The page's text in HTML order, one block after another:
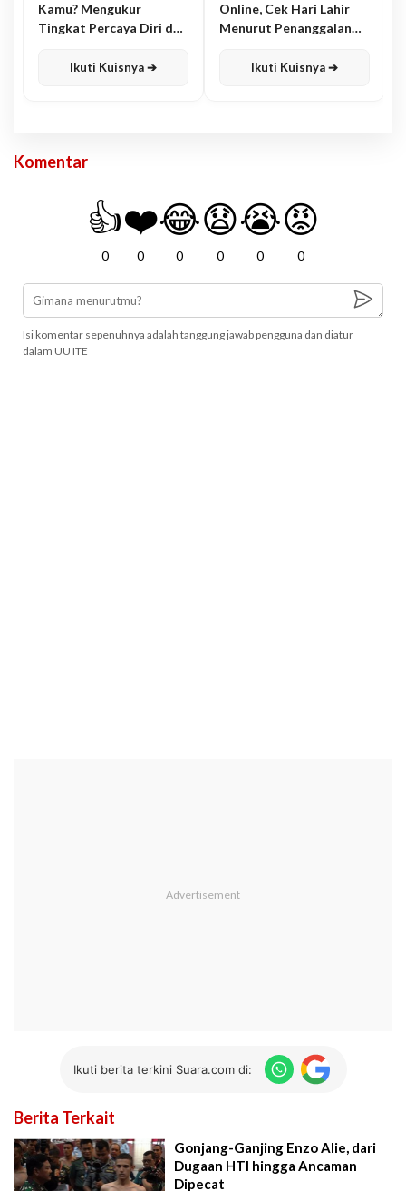
Kamu? Mengukur
Tingkat Percaya Diri dan
Ikuti Kuisnya ➔
Online, Cek Hari Lahir
Menurut Penanggalan
Ikuti Kuisnya ➔
Komentar
👍
0
❤️
0
😂
0
😧
0
😭
0
😡
0
Isi komentar sepenuhnya adalah tanggung jawab pengguna dan diatur
dalam UU ITE
Ikuti berita terkini Suara.com di:
Berita Terkait
Gonjang-Ganjing Enzo Alie, dari
Dugaan HTI hingga Ancaman
Dipecat